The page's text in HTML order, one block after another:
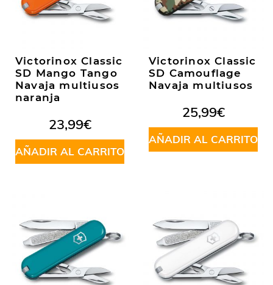
Victorinox Classic
SD Mango Tango
Navaja multiusos
naranja
23,99€
AÑADIR AL CARRITO
Victorinox Classic
SD Camouflage
Navaja multiusos
25,99€
AÑADIR AL CARRITO